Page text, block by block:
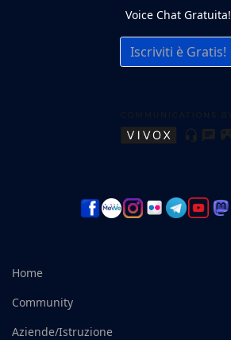
Voice Chat Gratuita!
Iscriviti è Gratis!
Home
Community
Aziende/Istruzione